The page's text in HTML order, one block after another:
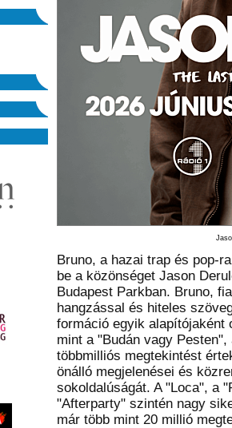
Bruno, a hazai trap és pop-
be a közönséget Jason
Budapest Parkban. Bruno,
hangzással és hiteles
formáció egyik alapítójaként
mint a "Budán vagy
többmilliós megtekintést
önálló megjelenései és
sokoldalúságát. A "Loca", a
"Afterparty" szintén nagy
már több mint 20 millió